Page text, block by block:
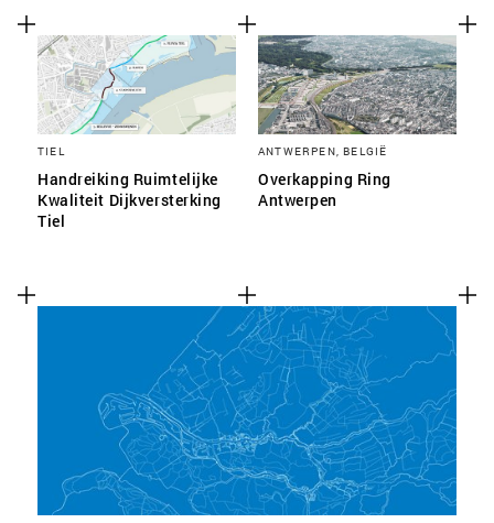
TIEL
Handreiking Ruimtelijke
Kwaliteit Dijkversterking
Tiel
ANTWERPEN, BELGIË
Overkapping Ring
Antwerpen